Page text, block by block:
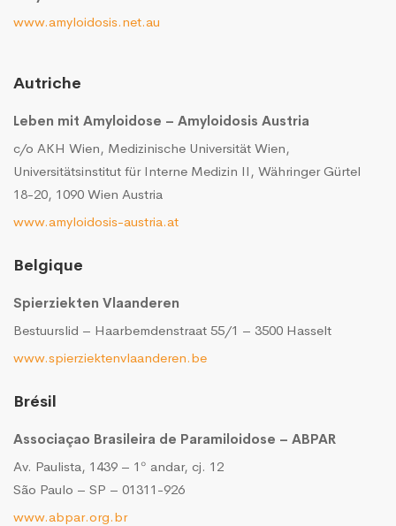
www.amyloidosis.net.au
Autriche
Leben mit Amyloidose – Amyloidosis Austria
c/o AKH Wien, Medizinische Universität Wien,
Universitätsinstitut für Interne Medizin II, Währinger Gürtel
18-20, 1090 Wien Austria
www.amyloidosis-austria.at
Belgique
Spierziekten Vlaanderen
Bestuurslid – Haarbemdenstraat 55/1 – 3500 Hasselt
www.spierziektenvlaanderen.be
Brésil
Associaçao Brasileira de Paramiloidose – ABPAR
Av. Paulista, 1439 – 1º andar, cj. 12
São Paulo – SP – 01311-926
www.abpar.org.br